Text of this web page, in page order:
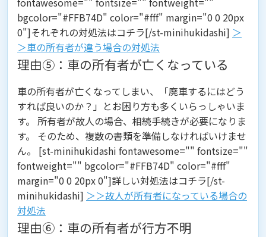
bgcolor="#FFB74D" color="#fff" margin="0 0 20px
0"]それぞれの対処法はコチラ[/st-minihukidashi] ＞
＞車の所有者が違う場合の対処法
理由⑤：車の所有者が亡くなっている
車の所有者が亡くなってしまい、「廃車するにはどう
すれば良いのか？」とお困り方も多くいらっしゃいま
す。 所有者が故人の場合、相続手続きが必要になりま
す。 そのため、複数の書類を準備しなければいけませ
ん。 [st-minihukidashi fontawesome="" fontsize=""
fontweight="" bgcolor="#FFB74D" color="#fff"
margin="0 0 20px 0"]詳しい対処法はコチラ[/st-
minihukidashi] ＞＞故人が所有者になっている場合の
対処法
理由⑥：車の所有者が行方不明